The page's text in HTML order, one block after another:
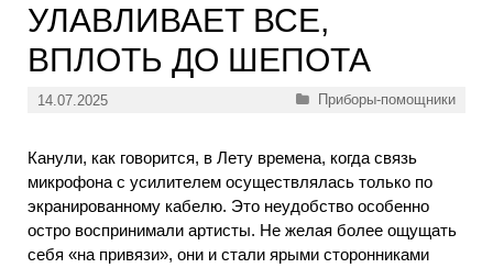
УЛАВЛИВАЕТ ВСЕ,
ВПЛОТЬ ДО ШЕПОТА
14.07.2025 Рубрики
Приборы-помощники
Канули, как говорится, в Лету времена, когда связь
микрофона с усилителем осуществлялась только по
экранированному кабелю. Это неудобство особенно
остро воспринимали артисты. Не желая более ощущать
себя «на привязи», они и стали ярыми сторонниками